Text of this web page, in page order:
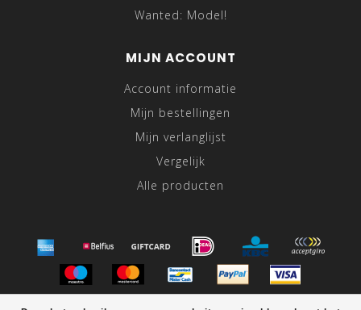
Wanted: Model!
MIJN ACCOUNT
Account informatie
Mijn bestellingen
Mijn verlanglijst
Vergelijk
Alle producten